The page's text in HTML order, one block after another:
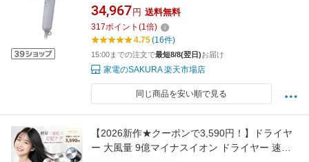
ストグレー nanocare 高浸透ナノイー搭載 EH-
NA0K-H【うるおい・速乾・コンパクト】
34,967 円 送料無料
317ポイント (1倍)
4.75(16件)
15:00までの注文で最短8/8(翌日)お届け
家電のSAKURA 楽天市場店
同じ商品を安い順で見る
【2026新作★クーポンで3,590円！】ドライヤ
ー 大風量 9億マイナスイオン ドライヤー 速乾